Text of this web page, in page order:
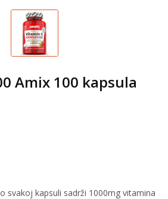
Amix 100 kapsula
svakoj kapsuli sadrži 1000mg vitamina